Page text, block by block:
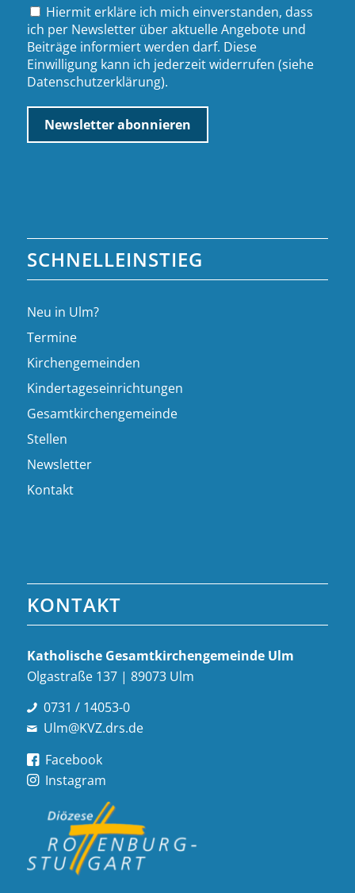
Hiermit erkläre ich mich einverstanden, dass
ich per Newsletter über aktuelle Angebote und
Beiträge informiert werden darf. Diese
Einwilligung kann ich jederzeit widerrufen (siehe
Datenschutzerklärung).
SCHNELLEINSTIEG
Neu in Ulm?
Termine
Kirchengemeinden
Kindertageseinrichtungen
Gesamtkirchengemeinde
Stellen
Newsletter
Kontakt
KONTAKT
Katholische Gesamt­kirchen­gemeinde Ulm
Olgastraße 137 | 89073 Ulm
0731 / 14053-0
Ulm@KVZ.drs.de
Facebook
Instagram